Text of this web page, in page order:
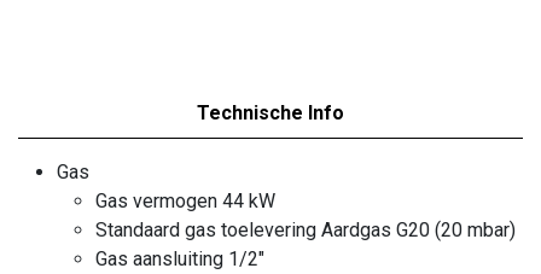
Technische Info
Gas
Gas vermogen 44 kW
Standaard gas toelevering Aardgas G20 (20 mbar)
Gas aansluiting 1/2"